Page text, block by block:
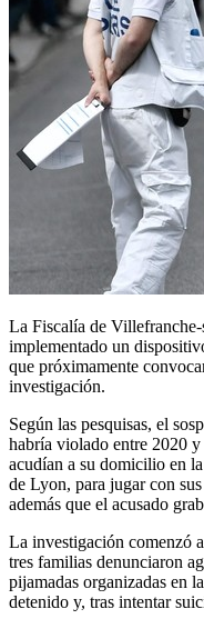
La Fiscalía de
implementado un
que próximamente
investigación.
Según las pesquisas, el
habría violado entre 2020
acudían a su domicilio en
de Lyon, para jugar con
además que el acusado
La investigación comenzó
tres familias denunciaron
pijamadas organizadas en
detenido y, tras intentar